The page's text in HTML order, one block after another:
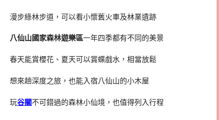
漫步綠林步道，可以看小懷舊火車及林業遺跡
八仙山國家森林遊樂區一年四季都有不同的美景
春天能賞櫻花、夏天可以賞蝶戲水，相當放鬆
想來趟深度之旅，也能入宿八仙山的小木屋
玩谷關不可錯過的森林小仙境，也值得列入行程